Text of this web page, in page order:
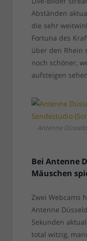
Abständen
die sehr
Fortuna des
über den Rhein
noch schöner,
aufsteigen
Antenne
Bei Antenne
Mäuschen
Zwei Webcams
Antenne
Sekunden
total witzig,